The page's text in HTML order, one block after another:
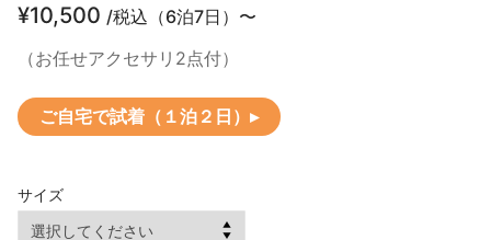
¥10,500 /税込（6泊7日）〜
（お任せアクセサリ2点付）
ご自宅で試着（１泊２日）▸
サイズ